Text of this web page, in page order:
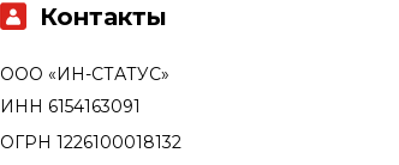
ООО «ИН-СТАТУС»
ОГРН 1226100018132
ИНН 6154163091
Контакты